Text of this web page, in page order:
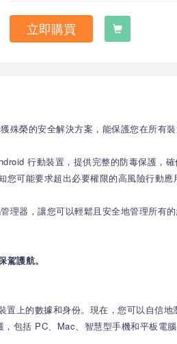
立即購買
殊榮的安全解決方案，能保護您在所有
行動裝置，提供完整的防毒保護，
可能要求超出必要權限的高風險行動應
理器，讓您可以輕鬆且安全地管理所有
護航。
上的數據和身份。現在，您可以自信地
包括 PC、Mac、智慧型手機和平板電腦